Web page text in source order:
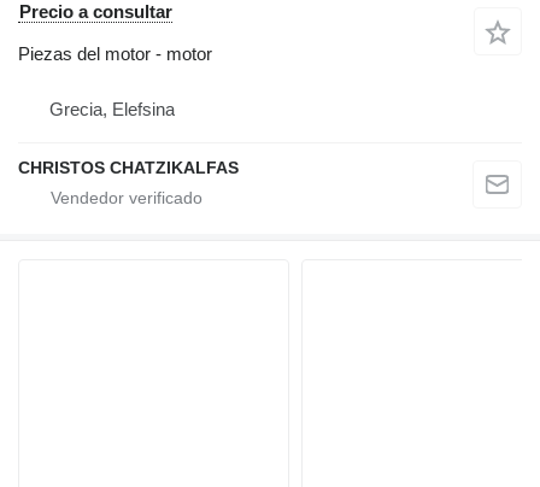
Precio a consultar
Piezas del motor - motor
Grecia, Elefsina
CHRISTOS CHATZIKALFAS